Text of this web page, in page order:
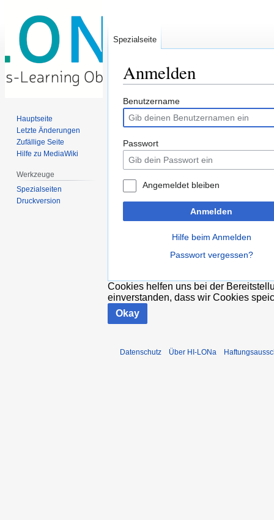
Anmelden
Zur
Navigation
springen
Zur
Suche
springen
Benutzername
Passwort
Angemeldet bleiben
Anmelden
Hilfe beim Anmelden
Passwort vergessen?
Cookies helfen uns bei der
einverstanden, dass wir Cookies
Okay
Spezialseite
Hauptseite
Letzte Änderungen
Zufällige Seite
Hilfe zu MediaWiki
Werkzeuge
Spezialseiten
Druckversion
Datenschutz Über HI-LONa